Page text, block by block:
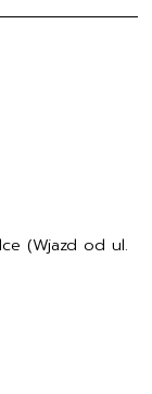
(Wjazd od ul.